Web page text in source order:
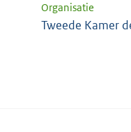
Organisatie
Tweede Kamer